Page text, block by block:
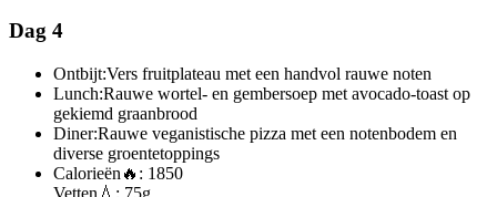
Dag 4
Ontbijt:Vers fruitplateau met een handvol rauwe noten
Lunch:Rauwe wortel- en gembersoep met avocado-toast op
gekiemd graanbrood
Diner:Rauwe veganistische pizza met een notenbodem en
diverse groentetoppings
Calorieën 🔥: 1850